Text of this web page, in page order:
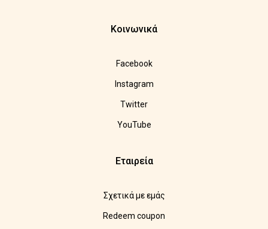
Κοινωνικά
Facebook
Instagram
Twitter
YouTube
Εταιρεία
Σχετικά με εμάς
Redeem coupon